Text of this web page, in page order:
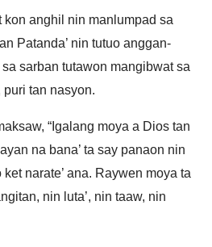
kon anghil nin manlumpad sa
Patanda’ nin tutuo anggan-
sarban tutawon mangibwat sa
puri tan nasyon.
“Igalang moya a Dios tan
na bana’ ta say panaon nin
narate’ ana. Raywen moya ta
nin luta’, nin taaw, nin